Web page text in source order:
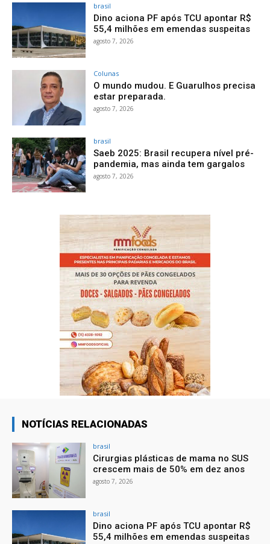
brasil
Dino aciona PF após TCU apontar R$
55,4 milhões em emendas suspeitas
agosto 7, 2026
Colunas
O mundo mudou. E Guarulhos precisa
estar preparada.
agosto 7, 2026
brasil
Saeb 2025: Brasil recupera nível pré-
pandemia, mas ainda tem gargalos
agosto 7, 2026
NOTÍCIAS RELACIONADAS
brasil
Cirurgias plásticas de mama no SUS
crescem mais de 50% em dez anos
agosto 7, 2026
brasil
Dino aciona PF após TCU apontar R$
55,4 milhões em emendas suspeitas